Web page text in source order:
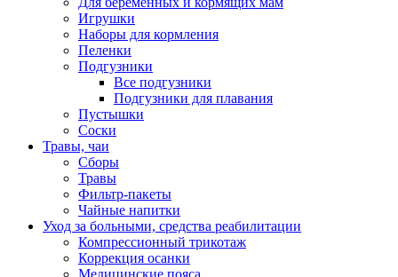
Игрушки
Наборы для кормления
Пеленки
Подгузники
Все подгузники
Подгузники для плавания
Пустышки
Соски
Травы, чаи
Сборы
Травы
Фильтр-пакеты
Чайные напитки
Уход за больными, средства реабилитации
Компрессионный трикотаж
Коррекция осанки
Медицинские пояса